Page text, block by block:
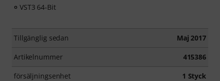
VST3 64-Bit
Tillgänglig sedan Maj 2017
Artikelnummer 415386
försäljningsenhet 1 Styck